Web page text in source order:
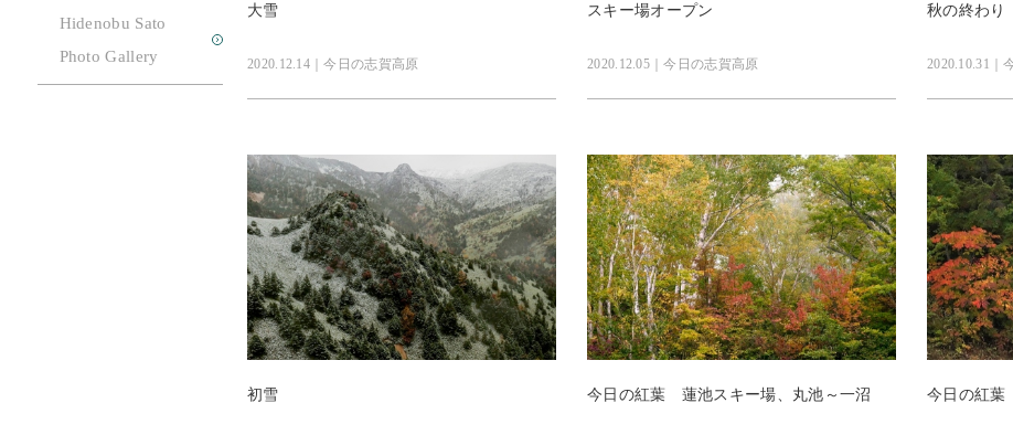
Hidenobu Sato
Photo Gallery
大雪
2020.12.14｜今日の志賀高原
スキー場オープン
2020.12.05｜今日の志賀高原
秋の終わり
2020.10.31｜
初雪 今日の紅葉 蓮池スキー場、丸池～一沼 今日の紅